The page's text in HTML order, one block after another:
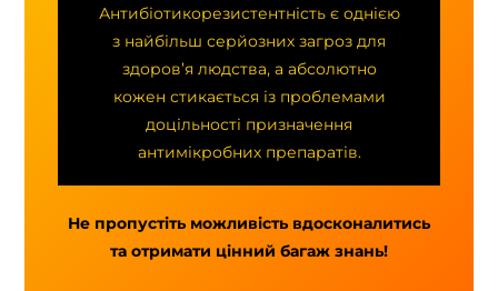
Антибіотикорезистентність є однією
з найбільш серйозних загроз для
здоров’я людства, а абсолютно
кожен стикається із проблемами
доцільності призначення
антимікробних препаратів.
Не пропустіть можливість вдосконалитись
та отримати цінний багаж знань!